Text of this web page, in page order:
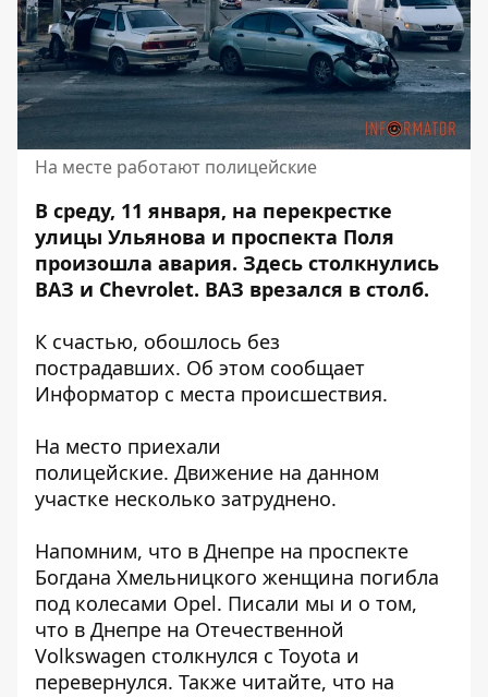
На месте работают полицейские
В среду, 11 января, на перекрестке
улицы Ульянова и проспекта Поля
произошла авария. Здесь столкнулись
ВАЗ и Chevrolet. ВАЗ врезался в столб.
К счастью, обошлось без
пострадавших. Об этом сообщает
Информатор с места происшествия.
На место приехали
полицейские. Движение на данном
участке несколько затруднено.
Напомним, что в Днепре на проспекте
Богдана Хмельницкого женщина погибла
под колесами Opel. Писали мы и о том,
что в Днепре на Отечественной
Volkswagen столкнулся с Toyota и
перевернулся. Также читайте, что на